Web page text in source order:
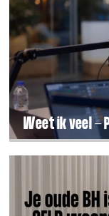
Weet ik veel -